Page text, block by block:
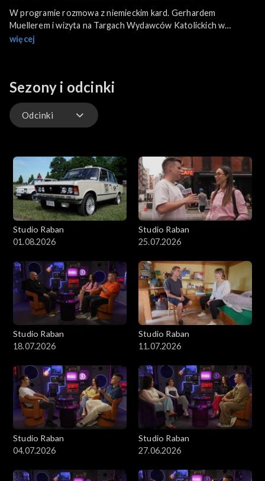
W programie rozmowa z niemieckim kard. Gerhardem
Muellerem i wizyta na Targach Wydawców Katolickich w
Warszawie. Poza tym, usłyszymy świadectwo Seweryna
więcej
Sezony i odcinki
Odcinki
Studio Raban
01.08.2026
Studio Raban
25.07.2026
Studio Raban
18.07.2026
Studio Raban
11.07.2026
Studio Raban
04.07.2026
Studio Raban
27.06.2026